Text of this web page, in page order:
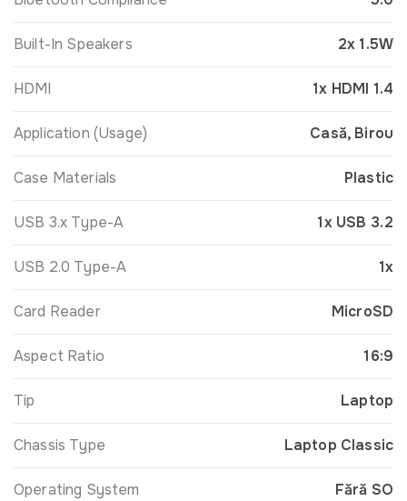
Built-In Speakers 2x 1.5W
HDMI 1x HDMI 1.4
Application (Usage) Casă, Birou
Case Materials Plastic
USB 3.x Type-A 1x USB 3.2
USB 2.0 Type-A 1x
Card Reader MicroSD
Aspect Ratio 16:9
Tip Laptop
Chassis Type Laptop Classic
Operating System Fără SO